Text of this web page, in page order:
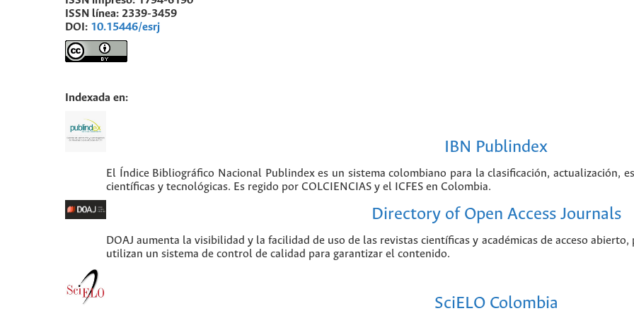
ISSN línea: 2339-3459
DOI: 10.15446/esrj
Indexada en:
IBN Publindex
El Índice Bibliográfico Nacional Publindex es un sistema colombiano para la clasificación, actualización,
científicas y tecnológicas. Es regido por COLCIENCIAS y el ICFES en Colombia.
Directory of Open Access Journals
DOAJ aumenta la visibilidad y la facilidad de uso de las revistas científicas y académicas de acceso
utilizan un sistema de control de calidad para garantizar el contenido.
SciELO Colombia